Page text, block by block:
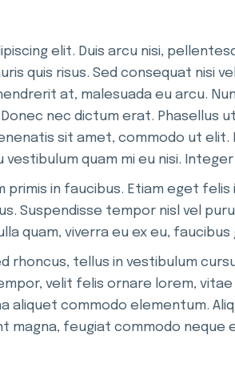
elit. Duis arcu nisi,
quis risus. Sed consequat nisi
at, malesuada eu arcu.
nec dictum erat. Phasellus
sit amet, commodo ut
quam mi eu nisi.
primis in faucibus. Etiam eget
Suspendisse tempor nisl vel
quam, viverra eu ex eu,
rhoncus, tellus in vestibulum
velit felis ornare lorem,
aliquet commodo elementum.
magna, feugiat commodo neque